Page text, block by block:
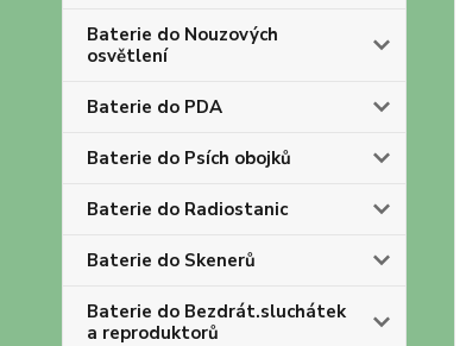
Baterie do Nouzových
osvětlení
Baterie do PDA
Baterie do Psích obojků
Baterie do Radiostanic
Baterie do Skenerů
Baterie do Bezdrát.sluchátek
a reproduktorů